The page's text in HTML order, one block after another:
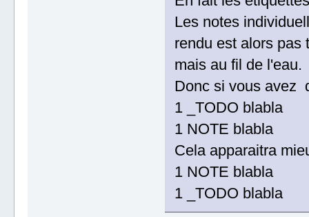
Les notes
rendu est alors pas
mais au fil de l'eau.
Donc si vous avez
1 _TODO blabla
1 NOTE blabla
Cela apparaitra
1 NOTE blabla
1 _TODO blabla